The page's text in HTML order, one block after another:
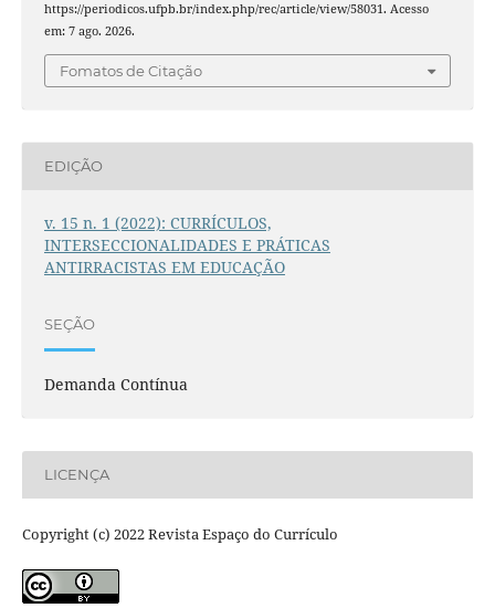
https://periodicos.ufpb.br/index.php/rec/article/view/58031. Acesso
em: 7 ago. 2026.
Fomatos de Citação
EDIÇÃO
v. 15 n. 1 (2022): CURRÍCULOS,
INTERSECCIONALIDADES E PRÁTICAS
ANTIRRACISTAS EM EDUCAÇÃO
SEÇÃO
Demanda Contínua
LICENÇA
Copyright (c) 2022 Revista Espaço do Currículo